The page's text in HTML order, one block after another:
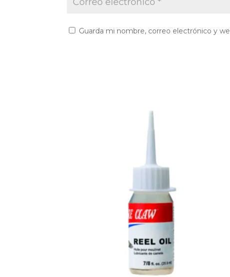
Guarda mi nombre, correo electrónico y